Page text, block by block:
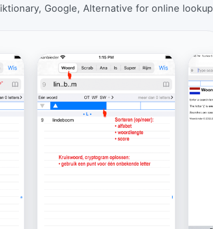
Google, Alternative for online lookup